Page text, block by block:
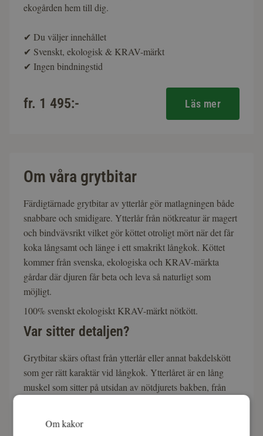
Om våra grytbitar
Färdigtärnade grytbitar av ytterlår gör matlagningen både
snabbare och smidigare. Ytterlår från nötkreatur är magert
och bindvävsrikt vilket gör köttet otroligt mört när det får
koka långsamt och länge i ett smakrikt långkok. Köttet
kommer från svenska, ekologiska och KRAV-märkta
gårdar där djuren får beta och leva så naturligt som
möjligt.
100% svenskt ekologiskt KRAV-märkt nötkött.
Var sitter detaljen?
Grytbitar skärs oftast från ytterlår eller annat bakdelskött
som ger rätt karaktär vid långkok. Ytterlåret är en lång
muskel som sitter på utsidan av nötdjurets bakben, från
ekogården hem till dig.
✔ Du väljer innehållet
✔ Svenskt, ekologisk & KRAV-märkt
✔ Ingen bindningstid
fr. 1 495:- Läs mer
Om kakor